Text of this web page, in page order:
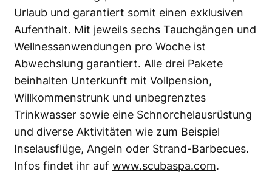
Urlaub und garantiert somit einen exklusiven
Aufenthalt. Mit jeweils sechs Tauchgängen und
Wellnessanwendungen pro Woche ist
Abwechslung garantiert. Alle drei Pakete
beinhalten Unterkunft mit Vollpension,
Willkommenstrunk und unbegrenztes
Trinkwasser sowie eine Schnorchelausrüstung
und diverse Aktivitäten wie zum Beispiel
Inselausflüge, Angeln oder Strand-Barbecues.
Infos findet ihr auf www.scubaspa.com.